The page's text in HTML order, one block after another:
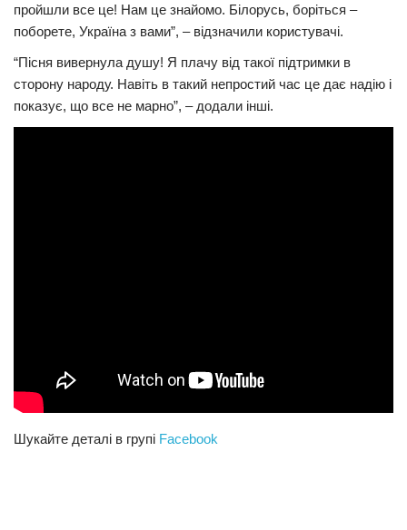
пройшли все це! Нам це знайомо. Білорусь, боріться –
поборете, Україна з вами”, – відзначили користувачі.
“Пісня вивернула душу! Я плачу від такої підтримки в
сторону народу. Навіть в такий непростий час це дає надію і
показує, що все не марно”, – додали інші.
Шукайте деталі в групі Facebook